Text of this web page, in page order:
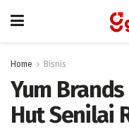
Home Bisnis
Yum
Hut Senilai